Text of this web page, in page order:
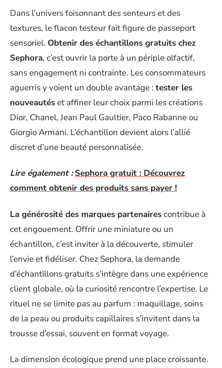
Dans l’univers foisonnant des senteurs et des
textures, le flacon testeur fait figure de passeport
sensoriel. Obtenir des échantillons gratuits chez
Sephora, c’est ouvrir la porte à un périple olfactif,
sans engagement ni contrainte. Les consommateurs
aguerris y voient un double avantage : tester les
nouveautéset affiner leur choix parmi les créations
Dior, Chanel, Jean Paul Gaultier, Paco Rabanne ou
Giorgio Armani. L’échantillon devient alors l’allié
discret d’une beauté personnalisée.
Lire également : Sephora gratuit : Découvrez
comment obtenir des produits sans payer !
La générosité des marques partenairescontribue à
cet engouement. Offrir une miniature ou un
échantillon, c’est inviter à la découverte, stimuler
l’envie et fidéliser. Chez Sephora, la demande
d’échantillons gratuits s’intègre dans une expérience
client globale, où la curiosité rencontre l’expertise. Le
rituel ne se limite pas au parfum : maquillage, soins
de la peau ou produits capillaires s’invitent dans la
trousse d’essai, souvent en format voyage.
La dimension écologique prend une place croissante.